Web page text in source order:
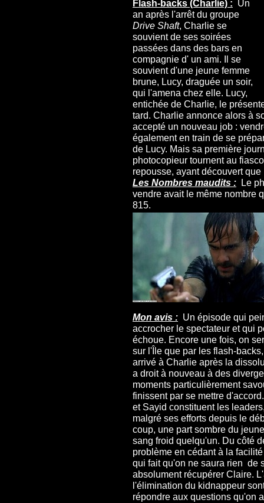
Flash-backs (Charlie) : Un
an après l'arrêt du groupe
Drive Shaft, Charlie se
souvient de ses soirées
passées dans des bars en
compagnie d' un ami. Il se
souvient d'une jeune femme
brune, Lucy, draguée un soir,
qui l'amena chez elle. Lucy,
entichée de Charlie, le
tard. Charlie annonce alors à
accepté un nouveau job :
également en train de se
de Lucy. Mais sa première
photocopieur tournent au
repousse, ayant découvert
Les Nombres maudits : Le
vendre avait le même nombre
815.
Mon avis : Un épisode qui
accrocher le spectateur et qui
échoue. Encore une fois, on
sur l'Île que par les flash-
arrivé à Charlie après la
a droit à nouveau à des
moments particulièrement
finissent par se mettre
et Sayid constituent les
malgré ses efforts depuis le
coup, une part sombre du
sang froid quelqu'un. Du côté
problème en cédant à la
qui fait qu'on ne saura rien de
absolument récupérer Claire.
l'élimination du kidnappeur
répondre aux questions qu'on